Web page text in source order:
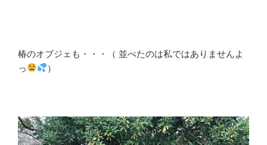
椿のオブジェも・・・（ 並べたのは私ではありませんよ
っ
）